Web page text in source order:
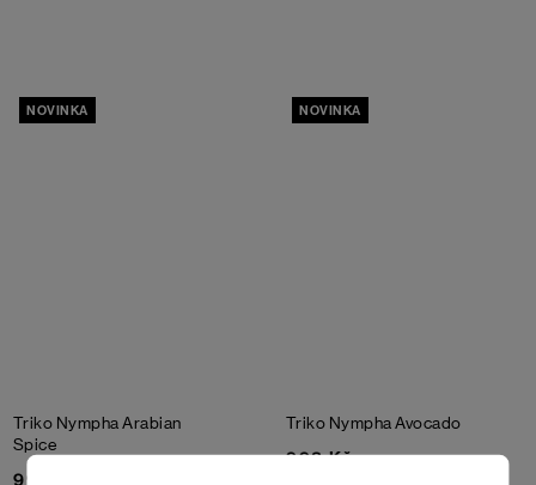
NOVINKA
Triko NymphaArabian
Spice
998 Kč
NOVINKA
Triko NymphaAvocado
998 Kč